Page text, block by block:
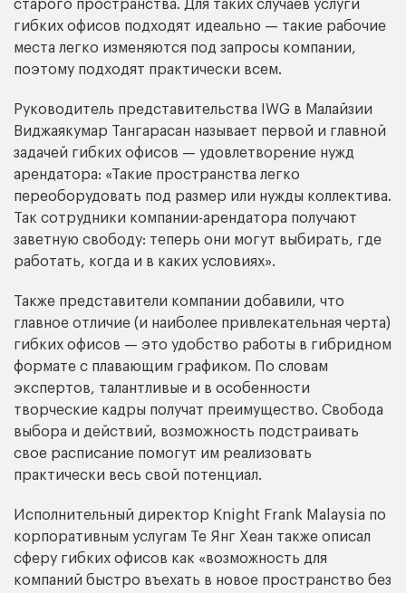
старого пространства. Для таких случаев услуги
гибких офисов подходят идеально — такие рабочие
места легко изменяются под запросы компании,
поэтому подходят практически всем.
Руководитель представительства IWG в Малайзии
Виджаякумар Тангарасан называет первой и главной
задачей гибких офисов — удовлетворение нужд
арендатора: «Такие пространства легко
переоборудовать под размер или нужды коллектива.
Так сотрудники компании-арендатора получают
заветную свободу: теперь они могут выбирать, где
работать, когда и в каких условиях».
Также представители компании добавили, что
главное отличие (и наиболее привлекательная черта)
гибких офисов — это удобство работы в гибридном
формате с плавающим графиком. По словам
экспертов, талантливые и в особенности
творческие кадры получат преимущество. Свобода
выбора и действий, возможность подстраивать
свое расписание помогут им реализовать
практически весь свой потенциал.
Исполнительный директор Knight Frank Malaysia по
корпоративным услугам Те Янг Хеан также описал
сферу гибких офисов как «возможность для
компаний быстро въехать в новое пространство без